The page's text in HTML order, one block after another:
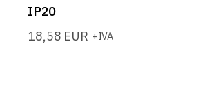
IP20
18,58 EUR +IVA